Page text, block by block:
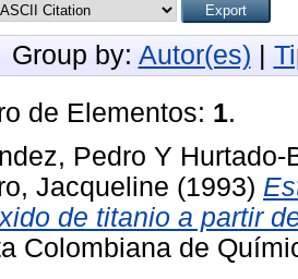
Group by: Autor(es) |
de Elementos: 1.
Pedro Y Hurtado-
Jacqueline (1993)
de titanio a partir
Colombiana de